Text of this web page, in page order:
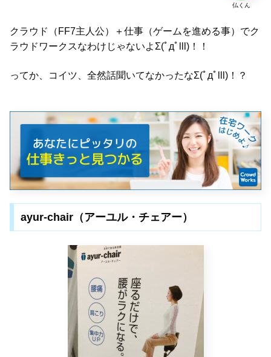
仏くん
クラウド（FF7主人公）＋仕事（ゲームを進める事）でク
ラウドワークスなわけじゃないよΣ(ﾟдﾟlll)！！
ってか、コイツ、全然話聞いてなかったなΣ(ﾟдﾟlll)！？
ayur-chair（アーユル・チェアー）